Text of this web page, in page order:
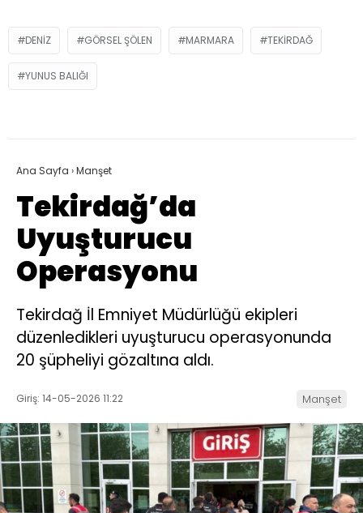
DENIZ GÖRSEL ŞÖLEN MARMARA TEKIRDAĞ
YUNUS BALIĞI
Ana Sayfa ›Manşet
Tekirdağ’da
Uyuşturucu
Operasyonu
Tekirdağ İl Emniyet Müdürlüğü ekipleri
düzenledikleri uyuşturucu operasyonunda
20 şüpheliyi gözaltına aldı.
Giriş: 14-05-2026 11:22 Manşet